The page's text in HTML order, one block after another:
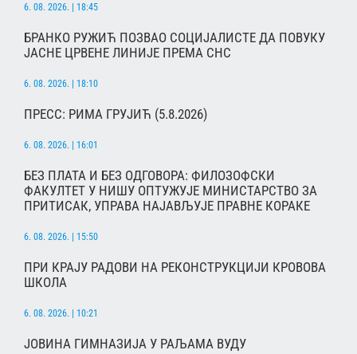
6. 08. 2026. | 18:45
БРАНКО РУЖИЋ ПОЗВАО СОЦИЈАЛИСТЕ ДА ПОВУКУ
ЈАСНЕ ЦРВЕНЕ ЛИНИЈЕ ПРЕМА СНС
6. 08. 2026. | 18:10
ПРЕСС: РИМА ГРУЈИЋ (5.8.2026)
6. 08. 2026. | 16:01
БЕЗ ПЛАТА И БЕЗ ОДГОВОРА: ФИЛОЗОФСКИ
ФАКУЛТЕТ У НИШУ ОПТУЖУЈЕ МИНИСТАРСТВО ЗА
ПРИТИСАК, УПРАВА НАЈАВЉУЈЕ ПРАВНЕ КОРАКЕ
6. 08. 2026. | 15:50
ПРИ КРАЈУ РАДОВИ НА РЕКОНСТРУКЦИЈИ КРОВОВА
ШКОЛА
6. 08. 2026. | 10:21
ЈОВИНА ГИМНАЗИЈА У РАЉАМА ВУДУ